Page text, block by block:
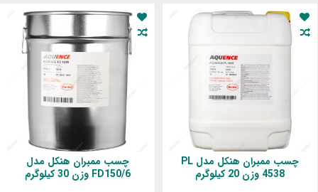
چسب ممبران هنکل مدل PL
4538 وزن 20 کیلوگرم
چسب ممبران هنکل مدل
FD150/6 وزن 30 کیلوگرم